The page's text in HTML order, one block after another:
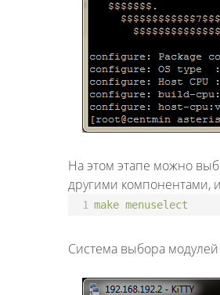
На этом этапе можно
другими компонентами,
1 make menuselect
Система выбора